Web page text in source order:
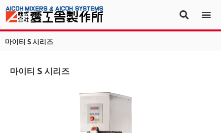
마이티 S 시리즈
마이티 S 시리즈